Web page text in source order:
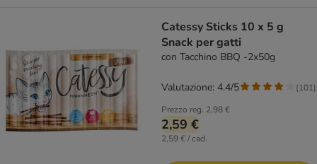
Catessy Sticks 10 x 5 g
Snack per gatti
con Tacchino BBQ -2x50g
Prezzo reg. 2,98 €
2,59 €
2,59 € / cad.
Valutazione: 4.4/5 (101)